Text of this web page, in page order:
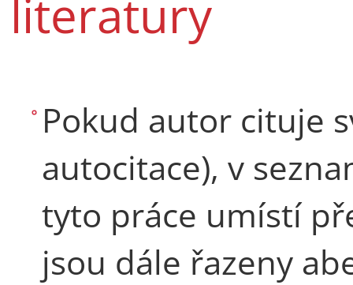
literatury
Pokud autor cituje
autocitace), v
tyto práce umístí
jsou dále řazeny